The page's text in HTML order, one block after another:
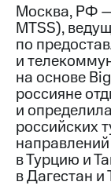
Медиа-центр
Пресс-
релизы
МТС
о
Москва, РФ
MTSS),
по
и
на основе
россияне
и
российских
в Турцию и
в Дагестан